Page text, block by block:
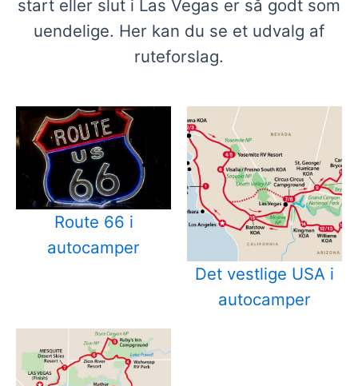
start eller slut i Las Vegas er så godt som
uendelige. Her kan du se et udvalg af
ruteforslag.
Route 66 i
autocamper
Det vestlige USA i
autocamper